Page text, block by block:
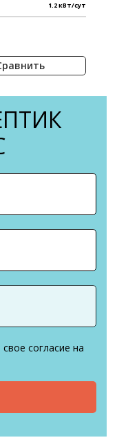
1.2 кВт/сут
согласие на